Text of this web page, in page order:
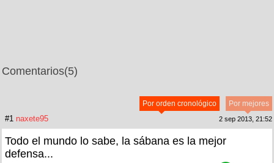
Comentarios(5)
Por mejores
Por orden cronológico
#1 naxete95 2 sep 2013, 21:52
Todo el mundo lo sabe, la sábana es la mejor
defensa...